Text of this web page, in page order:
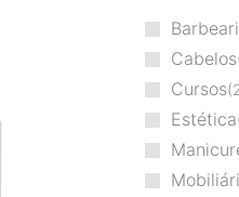
Cabelos
Cursos
Estética